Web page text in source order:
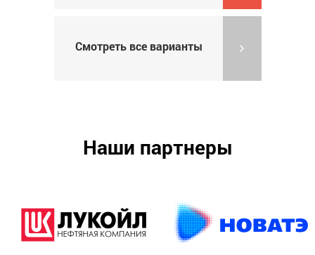
Смотреть все варианты
Наши партнеры